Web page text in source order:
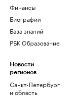
Финансы
Биографии
База знаний
РБК Образование
Новости
регионов
Санкт-Петербург
и область